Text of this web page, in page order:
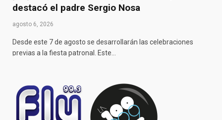
destacó el padre Sergio Nosa
agosto 6, 2026
Desde este 7 de agosto se desarrollarán las celebraciones
previas a la fiesta patronal. Este…